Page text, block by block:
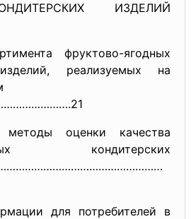
ИЗДЕЛИЙ
фруктово-ягодных
реализуемых на
оценки качества
кондитерских
для потребителей в